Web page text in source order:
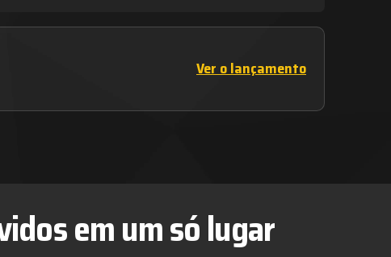
Ver o lançamento
em um só lugar